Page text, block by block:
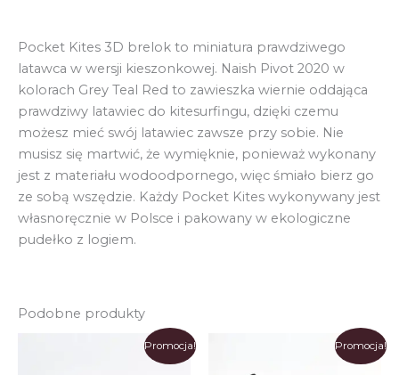
Pocket Kites 3D brelok to miniatura prawdziwego
latawca w wersji kieszonkowej. Naish Pivot 2020 w
kolorach Grey Teal Red to zawieszka wiernie oddająca
prawdziwy latawiec do kitesurfingu, dzięki czemu
możesz mieć swój latawiec zawsze przy sobie. Nie
musisz się martwić, że wymięknie, ponieważ wykonany
jest z materiału wodoodpornego, więc śmiało bierz go
ze sobą wszędzie. Każdy Pocket Kites wykonywany jest
własnoręcznie w Polsce i pakowany w ekologiczne
pudełko z logiem.
Podobne produkty
Promocja! Promocja!